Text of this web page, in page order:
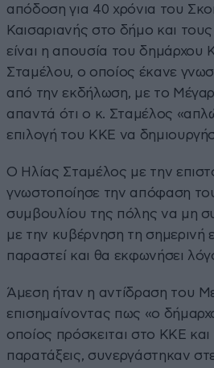
απόδοση για 40 χρόνια του
Καισαριανής στο δήμο και
είναι η απουσία του δημάρχου
Σταμέλου, ο οποίος έκανε
από την εκδήλωση, με το
απαντά ότι ο κ. Σταμέλος
επιλογή του ΚΚΕ να
Ο Ηλίας Σταμέλος με την
γνωστοποίησε την απόφαση
συμβουλίου της πόλης να μη
με την κυβέρνηση τη
παραστεί και θα εκφωνήσει
Άμεση ήταν η αντίδραση του
επισημαίνοντας πως «ο
οποίος πρόσκειται στο ΚΚΕ και
παρατάξεις, συνεργάστηκαν